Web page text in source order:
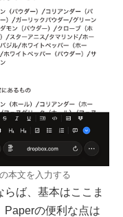
本文を入力する
ば、基本はここま
Paperの便利な点は